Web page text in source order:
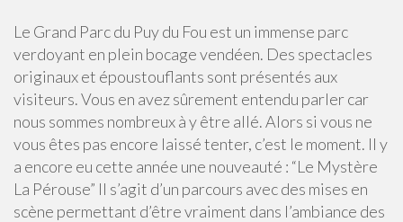
Le Grand Parc du Puy du Fou est un immense parc
verdoyant en plein bocage vendéen. Des spectacles
originaux et époustouflants sont présentés aux
visiteurs. Vous en avez sûrement entendu parler car
nous sommes nombreux à y être allé. Alors si vous ne
vous êtes pas encore laissé tenter, c’est le moment. Il y
a encore eu cette année une nouveauté : “Le Mystère
La Pérouse” Il s’agit d’un parcours avec des mises en
scène permettant d’être vraiment dans l’ambiance des